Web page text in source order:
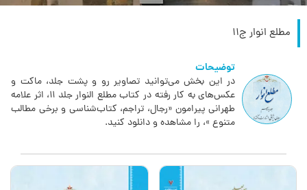
مطلع انوار ج11
توضیحات
در این بخش می‌توانید تصاویر رو و پشت جلد، ماکت و
عکس‌های به کار رفته در کتاب مطلع النوار جلد 11‏، اثر علامه
طهرانی پیرامون «رجال، تراجم، کتاب‌شناسی و برخی مطالب
متنوع »، را مشاهده و دانلود کنید.